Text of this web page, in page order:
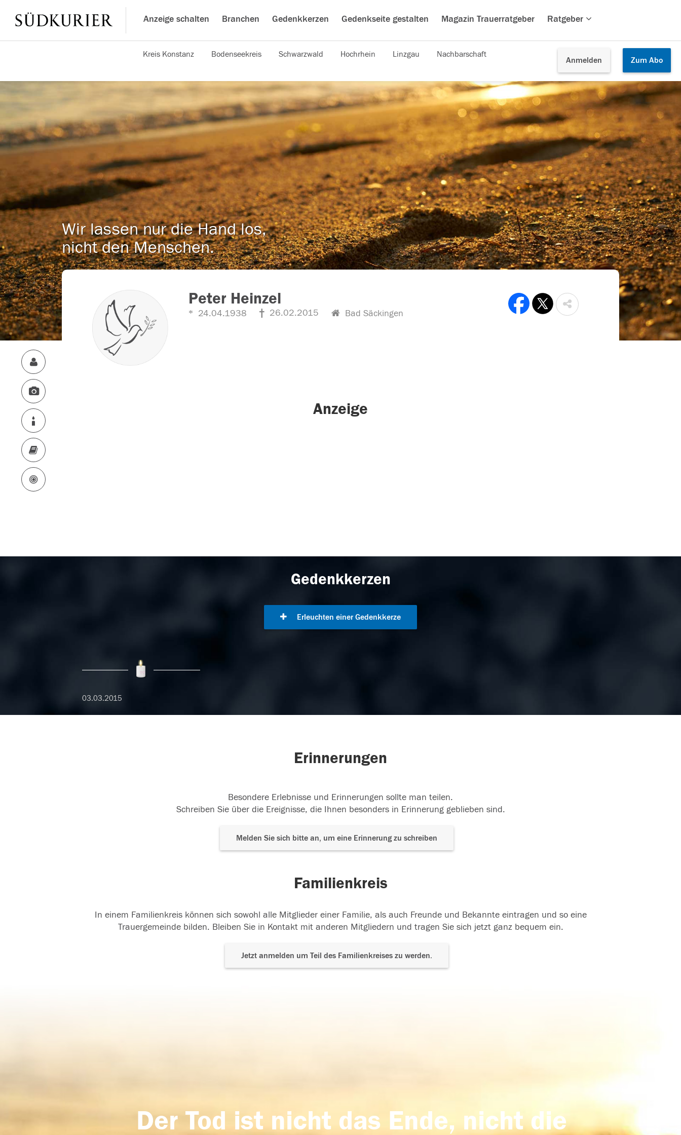
Anzeige schalten Branchen Gedenkkerzen Gedenkseite gestalten Magazin Trauerratgeber Ratgeber
Anmelden Zum Abo
Kreis Konstanz Bodenseekreis Schwarzwald Hochrhein Linzgau Nachbarschaft
Wir lassen nur die Hand los,
nicht den Menschen.
Peter Heinzel
24.04.1938 26.02.2015 Bad Säckingen
Anzeige
Gedenkkerzen
Erleuchten einer Gedenkkerze
03.03.2015
Erinnerungen
Besondere Erlebnisse und Erinnerungen sollte man teilen.
Schreiben Sie über die Ereignisse, die Ihnen besonders in Erinnerung geblieben sind.
Melden Sie sich bitte an, um eine Erinnerung zu schreiben
Familienkreis
In einem Familienkreis können sich sowohl alle Mitglieder einer Familie, als auch Freunde und Bekannte eintragen und so eine
Trauergemeinde bilden. Bleiben Sie in Kontakt mit anderen Mitgliedern und tragen Sie sich jetzt ganz bequem ein.
Jetzt anmelden um Teil des Familienkreises zu werden.
Der Tod ist nicht das Ende, nicht die